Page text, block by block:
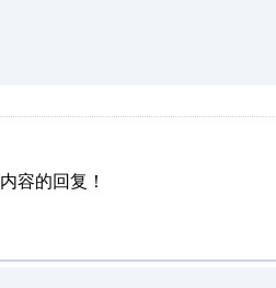
内容的回复！